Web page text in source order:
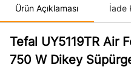
Ürün Açıklaması İade
Tefal UY5119TR Air
750 W Dikey